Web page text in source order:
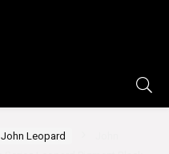
John Leopard